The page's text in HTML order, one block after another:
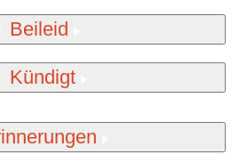
Beileid
Kündigt